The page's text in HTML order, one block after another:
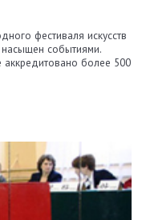
фестиваля искусств
событиями.
более 500